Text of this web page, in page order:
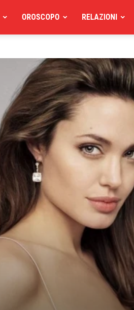
OROSCOPO RELAZIONI